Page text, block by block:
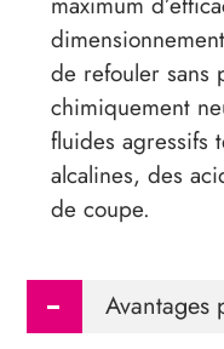
de refouler sans
chimiquement
fluides agressifs
alcalines, des
de coupe.
Avantages